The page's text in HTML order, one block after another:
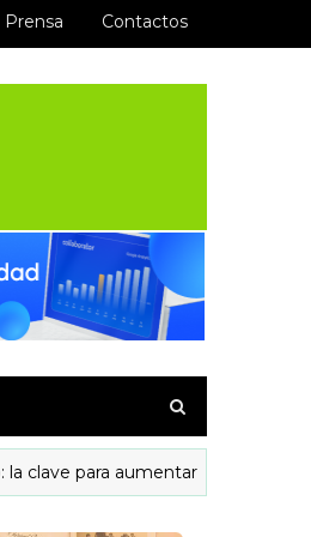
Contactos
para aumentar la confianza y las